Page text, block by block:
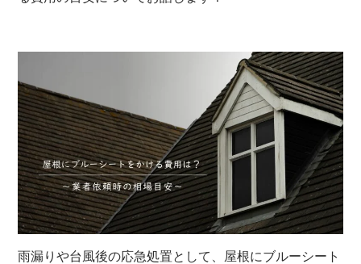
雨漏りや台風後の応急処置として、屋根にブルーシート